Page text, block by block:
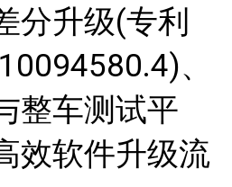
分升级(专利
、
整车测试平
效软件升级流